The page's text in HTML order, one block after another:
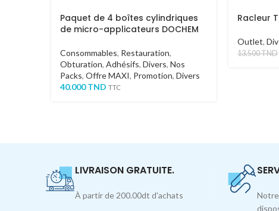
Paquet de 4 boîtes cylindriques
de micro-applicateurs DOCHEM
Consommables, Restauration,
Obturation, Adhésifs, Divers, Nos
Packs, Offre MAXI, Promotion, Divers
40.000TND TTC
Racleur
Outlet,
13.500TND
LIVRAISON GRATUITE.
À partir de 200.00dt d'achats